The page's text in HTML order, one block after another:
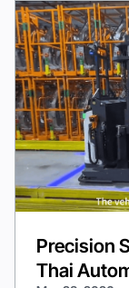
Precision
Thai